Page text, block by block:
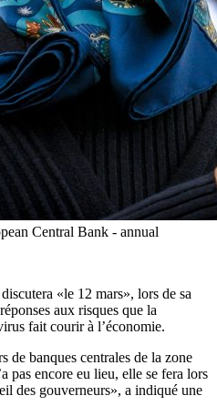
Central Bank - annual
«le 12 mars», lors de sa
aux risques que la
fait courir à l’économie.
de banques centrales de la zone
pas encore eu lieu, elle se fera lors
des gouverneurs», a indiqué une